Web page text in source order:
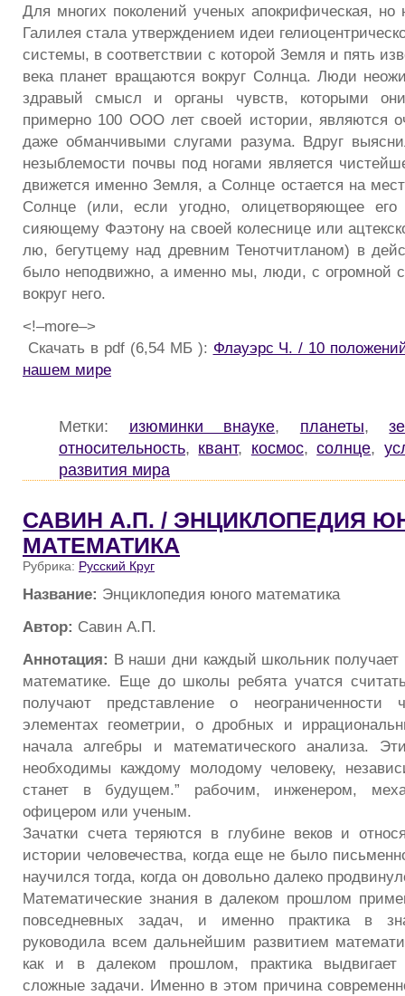
Для многих поколений ученых апокрифическая, но
Галилея стала утверждением идеи
системы, в соответствии с которой Земля и пять
века планет вращаются вокруг Солнца. Люди
здравый смысл и органы чувств, которыми они
примерно 100 ООО лет своей истории, являются
даже обманчивыми слугами разума. Вдруг
незыблемости почвы под ногами является
движется именно Земля, а Солнце остается на
Солнце (или, если угодно, олицетворяющее его
сияющему Фаэтону на своей колеснице или
лю, бегутцему над древним Тенотчитланом) в
было неподвижно, а именно мы, люди, с огромной
вокруг него.
<!–more–>
Скачать в pdf (6,54 МБ ): Флауэрс Ч. / 10
нашем мире
Метки: изюминки внауке, планеты,
относительность, квант, космос,солнце,
развития мира
САВИН А.П. / ЭНЦИКЛОПЕДИЯ
МАТЕМАТИКА
Рубрика: Русский Круг
Название: Энциклопедия юного математика
Автор: Савин А.П.
Аннотация: В наши дни каждый школьник получает
математике. Еще до школы ребята учатся
получают представление о неограниченности
элементах геометрии, о дробных и
начала алгебры и математического анализа.
необходимы каждому молодому человеку,
станет в будущем.” рабочим, инженером,
офицером или ученым.
Зачатки счета теряются в глубине веков и
истории человечества, когда еще не было
научился тогда, когда он довольно далеко
Математические знания в далеком прошлом
повседневных задач, и именно практика в
руководила всем дальнейшим развитием
как и в далеком прошлом, практика выдвигает
сложные задачи. Именно в этом причина